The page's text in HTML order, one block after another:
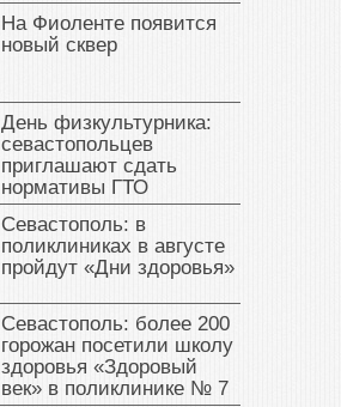
На Фиоленте появится
новый сквер
День физкультурника:
севастопольцев
приглашают сдать
нормативы ГТО
Севастополь: в
поликлиниках в августе
пройдут «Дни здоровья»
Севастополь: более 200
горожан посетили школу
здоровья «Здоровый
век» в поликлинике № 7